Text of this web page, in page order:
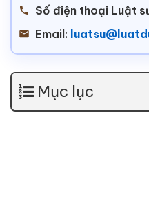
Số điện thoại Luật
Email:
Mục lục